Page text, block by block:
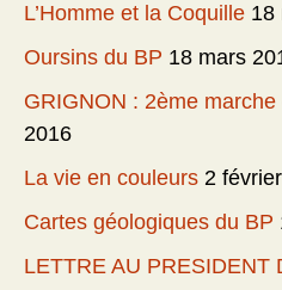
L’Homme et la Coquille 18
Oursins du BP 18 mars
GRIGNON : 2ème
2016
La vie en couleurs 2
Cartes géologiques du BP
LETTRE AU PRESIDENT